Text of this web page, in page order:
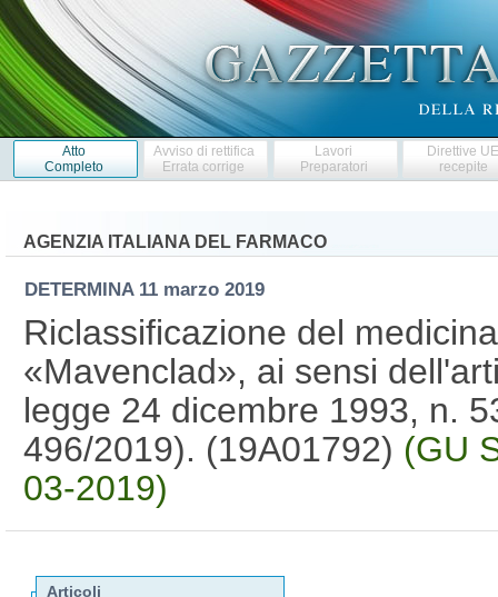
Atto
Completo
Avviso di rettifica
Errata corrige
Lavori
Preparatori
Direttive
recepite
AGENZIA ITALIANA DEL FARMACO
DETERMINA 11 marzo 2019
Riclassificazione del
«Mavenclad», ai sensi
legge 24 dicembre 1993, n.
496/2019). (19A01792) (GU
03-2019)